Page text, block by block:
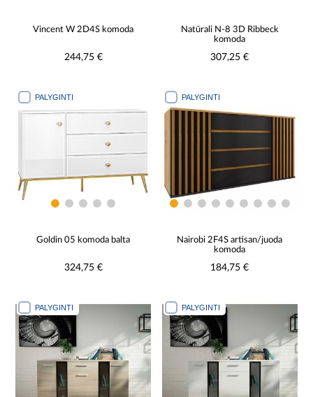
Vincent W 2D4S komoda
244,75 €
Natūrali N-8 3D Ribbeck
komoda
307,25 €
PALYGINTI
Goldin 05 komoda balta
324,75 €
PALYGINTI
Nairobi 2F4S artisan/juoda
komoda
184,75 €
PALYGINTI PALYGINTI